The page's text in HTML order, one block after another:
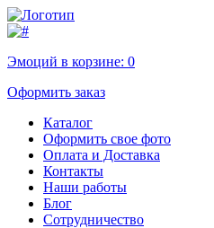
Эмоций в корзине: 0
Оформить заказ
Каталог
Оформить свое фото
Оплата и Доставка
Контакты
Наши работы
Блог
Сотрудничество